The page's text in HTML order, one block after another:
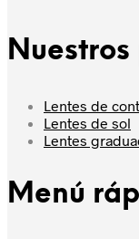
Lentes de
Lentes de sol
Lentes
Menú